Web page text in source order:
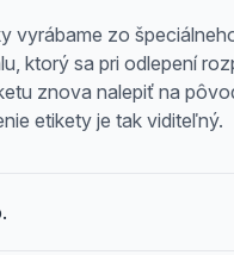
vyrábame zo
ktorý sa pri odlepení
znova nalepiť na
etikety je tak viditeľný.